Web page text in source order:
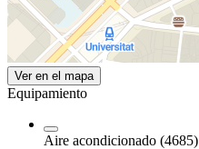
Ver en el mapa
Equipamiento
Aire acondicionado (4685)